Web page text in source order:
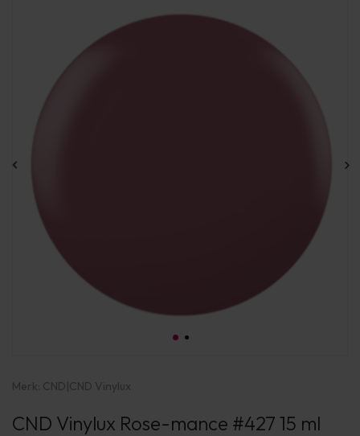
Merk: CND|CND Vinylux
CND Vinylux Rose-mance #427 15 ml